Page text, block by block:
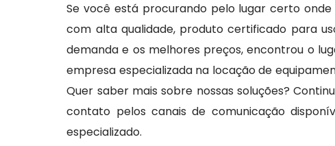
Se você está procurando pelo lugar certo
com alta qualidade, produto certificado para
demanda e os melhores preços, encontrou o
empresa especializada na locação de
Quer saber mais sobre nossas soluções?
contato pelos canais de comunicação
especializado.